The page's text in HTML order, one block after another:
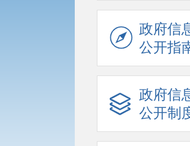
政府信
公开指
政府信
公开制